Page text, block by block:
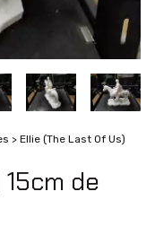
> Ellie (The Last Of Us)
de